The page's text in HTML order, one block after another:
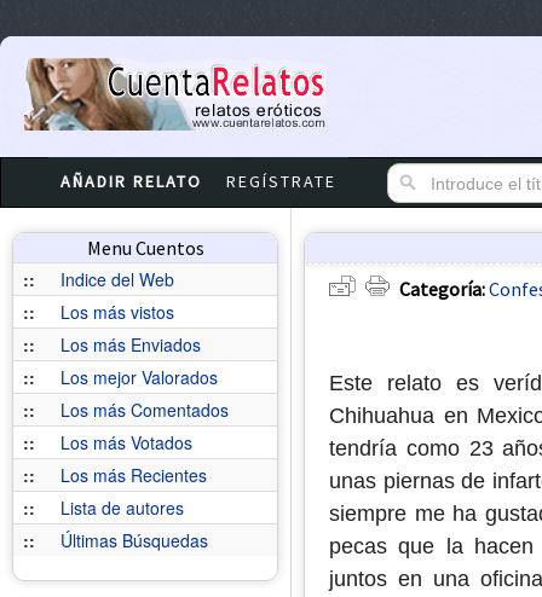
AÑADIR RELATO REGÍSTRATE
Menu Cuentos
::
Indice del Web
::
Los más vistos
::
Los más Enviados
::
Los mejor Valorados
::
Los más Comentados
::
Los más Votados
::
Los más Recientes
::
Lista de autores
::
Últimas Búsquedas
Categoría:
Este relato es
Chihuahua en
tendría como 23
unas piernas de
siempre me ha
pecas que la
juntos en una